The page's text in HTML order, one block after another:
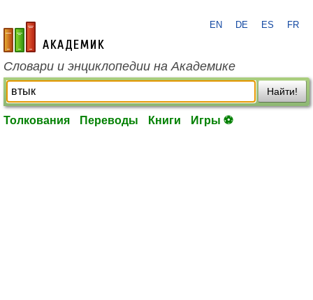
academic.ru
EN DE ES FR
Словари и энциклопедии на Академике
Найти!
Толкования Переводы Книги Игры ⚽